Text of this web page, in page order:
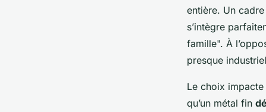
entière. Un
s’intègre
famille". À
presque
Le choix
qu’un métal fin